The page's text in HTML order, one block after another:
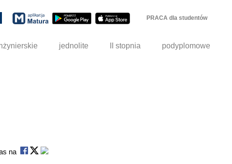
PRACA dla studentów
jednolite II stopnia podyplomowe
na